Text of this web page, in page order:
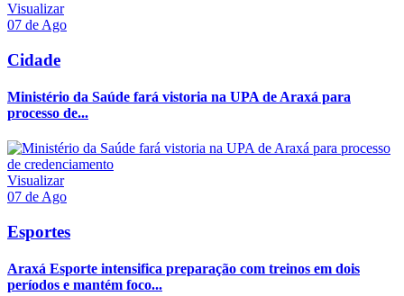
Visualizar
07 de Ago
Cidade
Ministério da Saúde fará vistoria na UPA de Araxá para
processo de...
Visualizar
07 de Ago
Esportes
Araxá Esporte intensifica preparação com treinos em dois
períodos e mantém foco...